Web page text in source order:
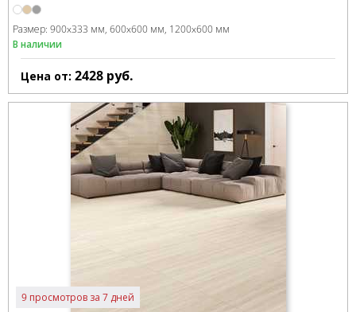
Размер: 900x333 мм 600x600 мм 1200x600 мм
В наличии
Цена от: 2428 руб.
9 просмотров за 7 дней